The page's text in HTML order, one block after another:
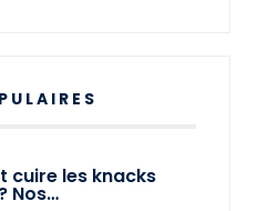
cuire les knacks
Nos…